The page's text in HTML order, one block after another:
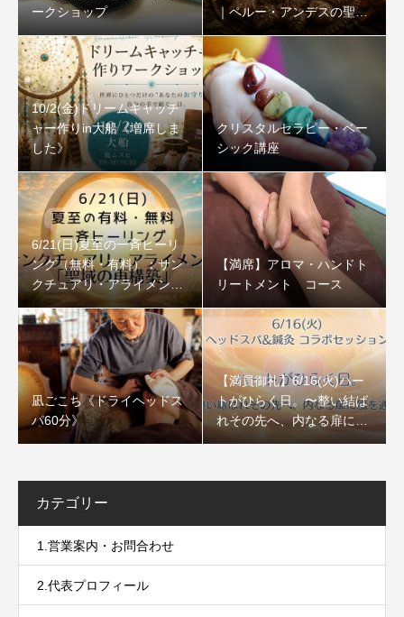
ークショップ
｜ペルー・アンデスの聖な
る石
10/2(金)ドリームキャッチ
ャー作りin大船《増席しま
した》
クリスタルセラピー・ベー
シック講座
6/21(日)夏至の一斉ヒーリ
ング（無料・有料）：サン
クチュアリ・アライメント
「聖域の再構築」
【満席】アロマ・ハンドト
リートメント コース
凪ごこち《ドライヘッドス
パ60分》
【満員御礼】6/16(火)ハー
トがひらく日。〜整い結ば
れその先へ、内なる扉に風
を通すセッション〜
カテゴリー
1.営業案内・お問合わせ
2.代表プロフィール